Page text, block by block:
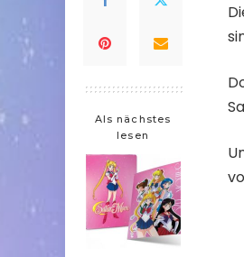
Als nächstes
lesen